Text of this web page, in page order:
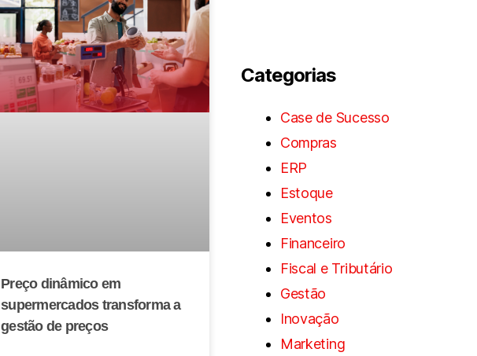
Preço dinâmico em
supermercados transforma a
gestão de preços
Categorias
Case de Sucesso
Compras
ERP
Estoque
Eventos
Financeiro
Fiscal e Tributário
Gestão
Inovação
Marketing